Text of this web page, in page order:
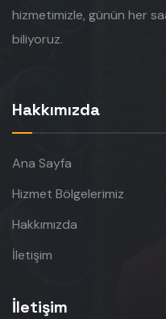
hizmetimizle, günün her
biliyoruz.
Hakkımızda
Ana Sayfa
Hizmet Bölgelerimiz
Hakkımızda
İletişim
İletişim